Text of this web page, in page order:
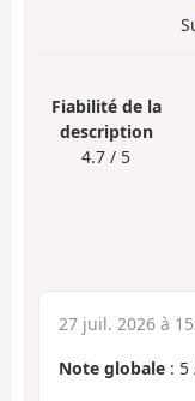
Fiabilité de la
description
4.7 / 5
27 juil. 2026 à
Note globale : 5